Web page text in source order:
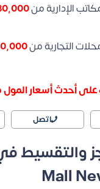
الإدارية من
التجارية من
أحدث أسعار المول
اتصل
Mall